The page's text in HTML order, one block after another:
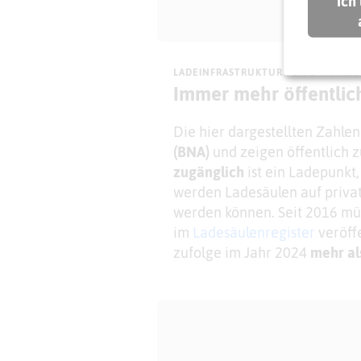
LADEINFRASTRUKTUR FÜR E-
Immer mehr
Die hier dargestellten
(BNA) und zeigen öffentlich
zugänglich ist ein
werden Ladesäulen auf
werden können. Seit 2016
im Ladesäulenregister
zufolge im Jahr 2024 mehr